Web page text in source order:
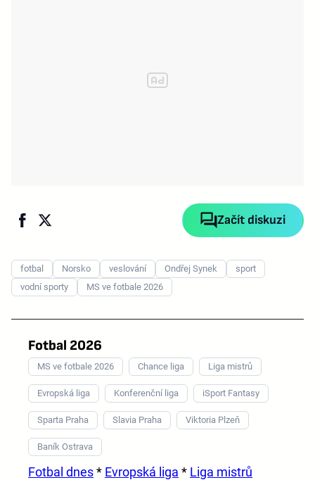
Začít diskuzi
fotbal Norsko veslování Ondřej Synek
sport
vodní sporty
MS ve fotbale 2026
Fotbal 2026
MS ve fotbale 2026 Chance liga Liga mistrů
Evropská liga Konferenční liga iSport Fantasy
Sparta Praha Slavia Praha Viktoria Plzeň
Baník Ostrava
Fotbal dnes* Evropská liga * Liga mistrů